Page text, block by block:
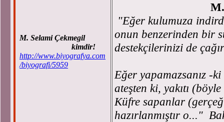
M. Selami Çekmegil
kimdir!
http://www.biyografya.com
/biyografi/5959
M. Selami
"Eğer kulumuza
onun benzerinden bir
destekçilerinizi de
Eğer yapamazsanız -
ateşten ki, yakıtı
Küfre sapanlar
hazırlanmıştır o..."